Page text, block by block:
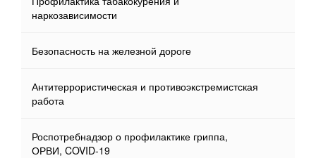
наркозависимости
Безопасность на железной дороге
Антитеррористическая и противоэкстремистская
работа
Роспотребнадзор о профилактике гриппа,
ОРВИ, COVID-19